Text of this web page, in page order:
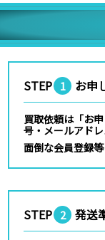
STEP 1 お申
買取依頼は「お
号・メールアド
面倒な会員登録
STEP 2 発送